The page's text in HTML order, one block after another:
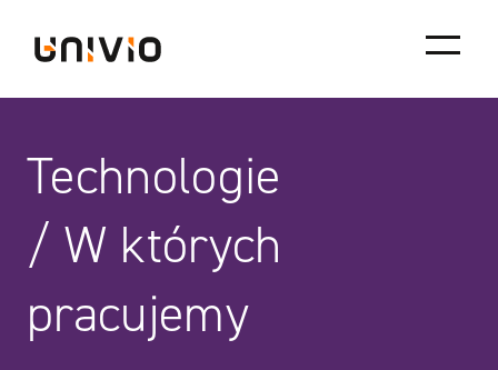
content
Technologie
/ W których
pracujemy